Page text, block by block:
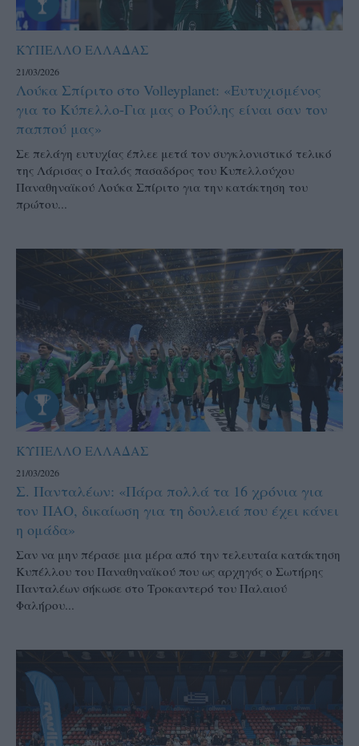
ΚΥΠΕΛΛΟ ΕΛΛΑΔΑΣ
21/03/2026
Λούκα Σπίριτο στο Volleyplanet: «Ευτυχισμένος
για το Κύπελλο-Για μας ο Ρούλης είναι σαν τον
παππού μας»
Σε πελάγη ευτυχίας έπλεε μετά τον συγκλονιστικό τελικό
της Λάρισας ο Ιταλός πασαδόρος του Κυπελλούχου
Παναθηναϊκού Λούκα Σπίριτο για την κατάκτηση του
πρώτου...
ΚΥΠΕΛΛΟ ΕΛΛΑΔΑΣ
21/03/2026
Σ. Πανταλέων: «Πάρα πολλά τα 16 χρόνια για
τον ΠΑΟ, δικαίωση για τη δουλειά που έχει κάνει
η ομάδα»
Σαν να μην πέρασε μια μέρα από την τελευταία κατάκτηση
Κυπέλλου του Παναθηναϊκού που ως αρχηγός ο Σωτήρης
Πανταλέων σήκωσε στο Τροκαντερό του Παλαιού
Φαλήρου...